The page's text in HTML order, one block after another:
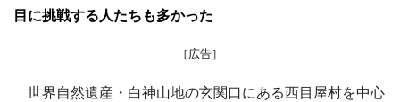
目に挑戦する人たちも多かった
［広告］
世界自然遺産・白神山地の玄関口にある西目屋村を中心